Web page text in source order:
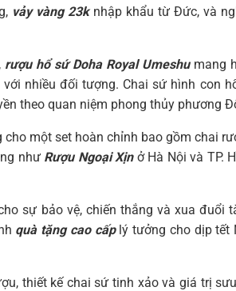
vảy vàng 23knhập khẩu từ Đức, và
rượu hổ sứ Doha Royal Umeshumang
nhiều đối tượng. Chai sứ hình con
theo quan niệm phong thủy phương
một set hoàn chỉnh bao gồm chai
như Rượu Ngoại Xịnở Hà Nội và TP.
sự bảo vệ, chiến thắng và xua đuổi
quà tặng cao cấplý tưởng cho dịp tết
thiết kế chai sứ tinh xảo và giá trị